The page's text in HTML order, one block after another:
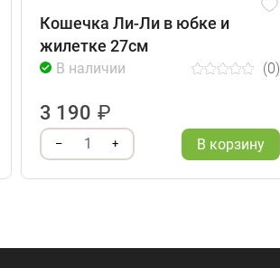
Кошечка Ли-Ли в юбке и
жилетке 27см
В наличии (0)
3 190 ₽
– 1 + В корзину